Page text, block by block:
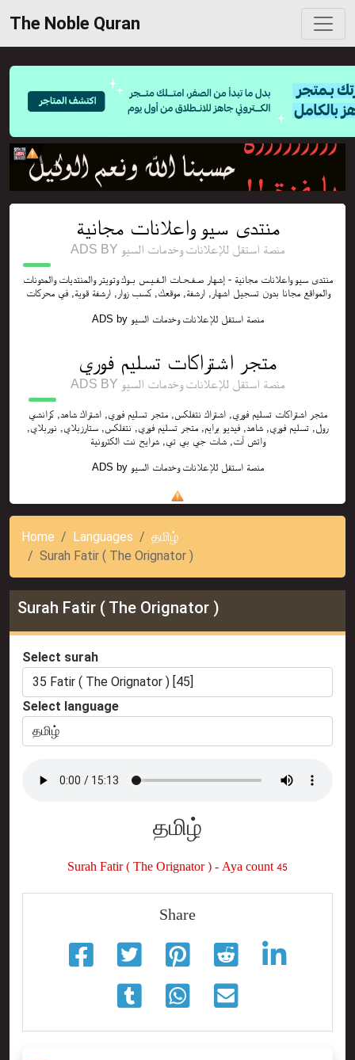
The Noble Quran
منتدى سيو واعلانات مجانية
ADS BY منصة استقل للإعلانات وخدمات السيو
منتدى سيو واعلانات مجانية - إشهار صـفـحـات الـفـيـس بـوك وتويتر والمنتديات والمدونات
والمواقع مجانا بدون تسجيل اشهار, ارشفة, موقعك, كسب زوار, ارشفة قوية, في محركات
ADS by منصة استقل للإعلانات وخدمات السيو
متجر اشتراكات تسليم فوري
ADS BY منصة استقل للإعلانات وخدمات السيو
متجر اشتراكات تسليم فوري, اشتراك نتفلكس, متجر تسليم فوري, اشتراك شاهد, كرانشي
رول, تسليم فوري, شاهد, فيديو برايم, متجر تسليم فوري, نتفلكس, ستارزبلاي, نوربلاي,
واتش آت, شات جي بي تي, شرايح نت الكترونية
ADS by منصة استقل للإعلانات وخدمات السيو
Home Languages
தமிழ்
Surah Fatir ( The Orignator )
Surah Fatir ( The Orignator )
Select surah
Select language
தமிழ்
Surah Fatir ( The Orignator ) - Aya count 45
Share